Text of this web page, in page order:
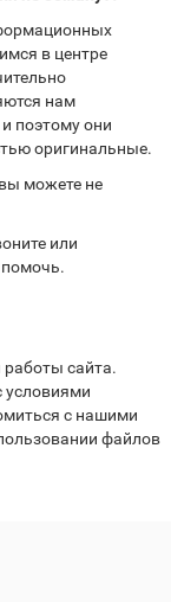
в центре
нам
поэтому они
оригинальные.
можете не
или
сайта.
условиями
с нашими
файлов